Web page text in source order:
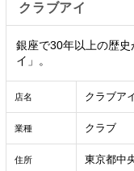
クラブアイ
銀座で30年以上の歴
イ」。
店名 クラブア
業種 クラブ
住所 東京都中